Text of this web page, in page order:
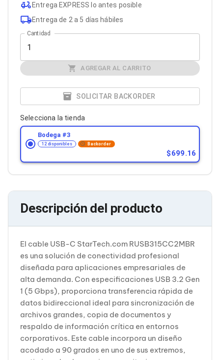
Repetidores USB
Adaptadores Audio
Adaptadores Audio AUX
Adaptadores Audio USB
Dispositivos de Entrada
Mousepads
Teclados
Controles de Juego para PC
Servidores
Accesorios para Servidores
Racks y Gabinetes
Charolas para Racks y Gabinetes
Cableado Estructurado para Servidores
Fuentes de Poder
Enfriamiento para Servidores
Sistemas Operativos para Servidores
Servidores
Soportes de Datos
Accesorios para Discos Duros
Gabinetes de Discos Duros
Discos Duros Externos
Discos Duros para NAS
Discos Duros para Videovigilancia
Discos Duros para Servidores
Accesorios para SSD
Gabinetes para SSD
Almacenamiento MSA
Discos Duros Internos para PC
Discos Duros Internos para Laptop
Monitores
Entrega EXPRESS lo antes posible
Entrega de 2 a 5 días hábiles
Cantidad
AGREGAR AL CARRITO
SOLICITAR BACKORDER
Selecciona la tienda
Bodega #3
12 disponibles Backorder
699.16
Descripción del producto
El cable USB-C StarTech.com RUSB315CC2MBR
es una solución de conectividad profesional
diseñada para aplicaciones empresariales de
alta demanda. Con especificaciones USB 3.2 Gen
1 (5 Gbps), proporciona transferencia rápida de
datos bidireccional ideal para sincronización de
archivos grandes, copia de documentos y
respaldo de información crítica en entornos
corporativos. Este cable incorpora un diseño
acodado a 90 grados en uno de sus extremos,